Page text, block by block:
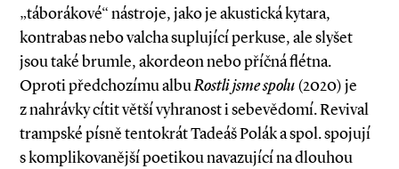
„táborákové“ nástroje, jako je akustická kytara,
kontrabas nebo valcha suplující perkuse, ale slyšet
jsou také brumle, akordeon nebo příčná flétna.
Oproti předchozímu albuRostli jsme spolu(2020) je
z nahrávky cítit větší vyhranost i sebevědomí. Revival
trampské písně tentokrát Tadeáš Polák a spol. spojují
s komplikovanější poetikou navazující na dlouhou